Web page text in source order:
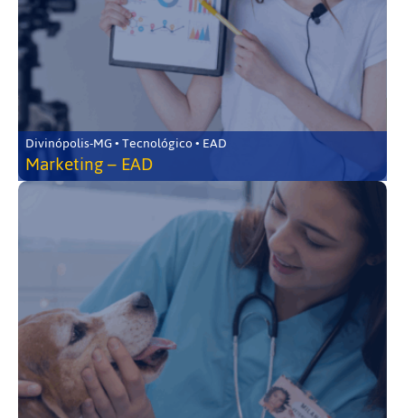
Divinópolis-MG • Tecnológico • EAD
Marketing – EAD